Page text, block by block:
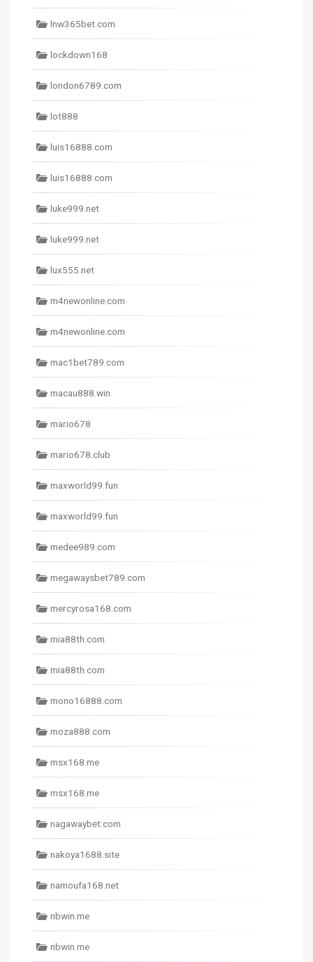
lnw365bet.com
lockdown168
london6789.com
lot888
luis16888.com
luis16888.com
luke999.net
luke999.net
lux555.net
m4newonline.com
m4newonline.com
mac1bet789.com
macau888.win
mario678
mario678.club
maxworld99.fun
maxworld99.fun
medee989.com
megawaysbet789.com
mercyrosa168.com
mia88th.com
mia88th.com
mono16888.com
moza888.com
msx168.me
msx168.me
nagawaybet.com
nakoya1688.site
namoufa168.net
nbwin.me
nbwin.me